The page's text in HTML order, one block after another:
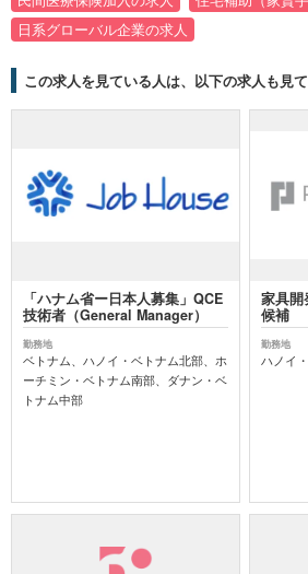
日系グローバル企業の求人
この求人を見ている人は、以下の求人も見
「ハナム省ー日本人募集」QCE
技術者（General Manager）
勤務地
ベトナム、ハノイ・ベトナム北部、ホ
ーチミン・ベトナム南部、ダナン・ベ
トナム中部
家具開
候補
勤務地
ハノイ